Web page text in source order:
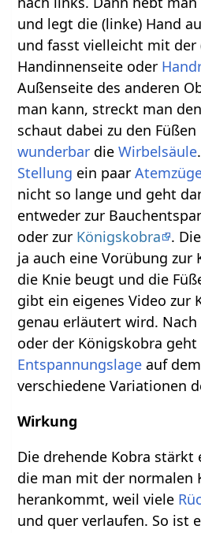
und legt die (linke) Hand
und fasst vielleicht mit der
Handinnenseite oder
Außenseite des anderen
man kann, streckt man
schaut dabei zu den
wunderbar dieWirbelsäule
Stellung ein paar
nicht so lange und geht
entweder zur
oder zur Königskobra
.
ja auch eine Vorübung zur
die Knie beugt und die
gibt ein eigenes Video zur
genau erläutert wird.
oder der Königskobra
Entspannungslage auf dem
verschiedene Variationen
Wirkung
Die drehende Kobra stärkt
die man mit der normalen
herankommt, weil viele
und quer verlaufen. So ist